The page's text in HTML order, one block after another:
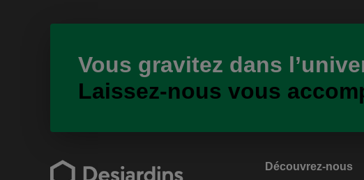
Vous gravitez dans
Laissez-nous vous
Découvrez-nous